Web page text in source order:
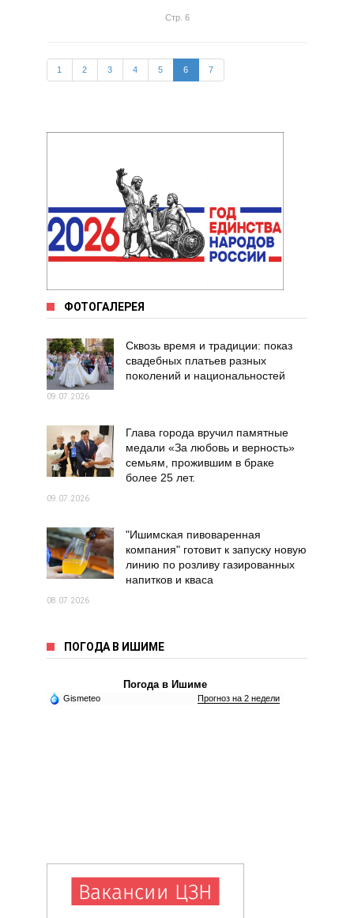
Стр. 6
1 2 3 4 5 6 7
ФОТОГАЛЕРЕЯ
Сквозь время и традиции: показ
свадебных платьев разных
поколений и национальностей
09.07.2026
Глава города вручил памятные
медали «За любовь и верность»
семьям, прожившим в браке
более 25 лет.
09.07.2026
"Ишимская пивоваренная
компания" готовит к запуску новую
линию по розливу газированных
напитков и кваса
08.07.2026
ПОГОДА В ИШИМЕ
Погода в Ишиме
Gismeteo Прогноз на 2 недели